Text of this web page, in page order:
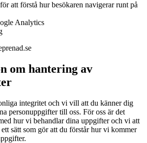
att förstå hur besökaren navigerar runt på
Analytics
om hantering av
integritet och vi vill att du känner dig
personuppgifter till oss. För oss är det
hur vi behandlar dina uppgifter och vi att
sätt som gör att du förstår hur vi kommer